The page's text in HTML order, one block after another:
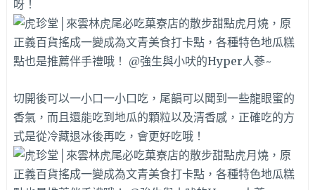
呀！
切開後可以一小口一小口吃，尾韻可以聞到一些龍眼蜜的
香氣，而且還能吃到地瓜的顆粒以及清香感，正確吃的方
式是從冷藏退冰後再吃，會更好吃哦！